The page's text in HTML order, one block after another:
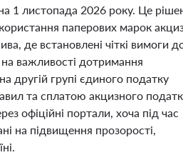
1 листопада 2026 року. Це
паперових марок
де встановлені чіткі вимоги
на важливості дотримання
другій групі єдиного податку
та сплатою акцизного
офіційні портали, хоча під час
на підвищення прозорості,